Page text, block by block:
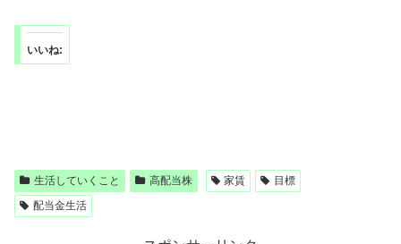
いいね:
生活していくこと 高配当株 家賃
目標
配当金生活